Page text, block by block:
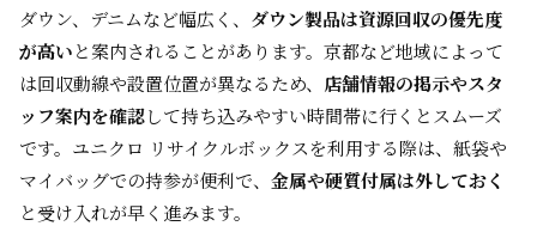
ダウン、デニムなど幅広く、 ダウン製品は資源回収の優先度
が高いと案内されることがあります。京都など地域によって
は回収動線や設置位置が異なるため、 店舗情報の掲示やスタ
ッフ案内を確認して持ち込みやすい時間帯に行くとスムーズ
です。ユニクロ リサイクルボックスを利用する際は、紙袋や
マイバッグでの持参が便利で、 金属や硬質付属は外しておく
と受け入れが早く進みます。